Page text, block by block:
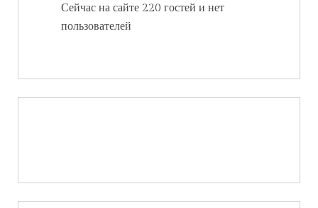
Сейчас на сайте 220 гостей и нет
пользователей